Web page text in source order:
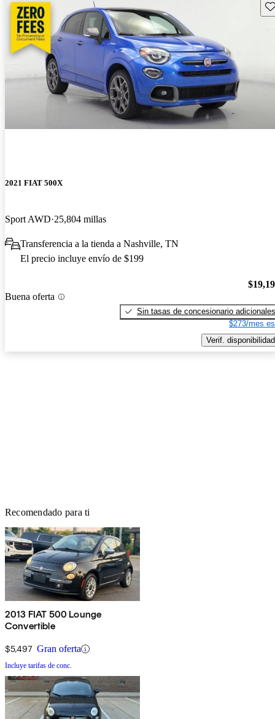
2021 FIAT 500X
Sport AWD 25,804 millas
Transferencia a la tienda a Nashville, TN
El precio incluye envío de $199
Buena oferta
Sin tasas de concesionario adicionales
$273/mes
Verif. disponibilidad
Recomendado para ti
2013 FIAT 500 Lounge
Convertible
$5,497 Gran oferta
Incluye tarifas de conc.